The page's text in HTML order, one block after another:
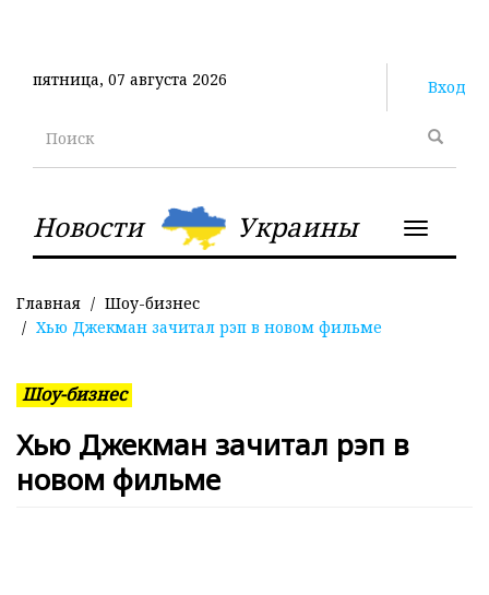
содержанию
пятница, 07 августа 2026 Вход
Поиск
Новости Украины
Toggle
Главная
Шоу-бизнес
Хью Джекман зачитал рэп в новом фильме
Хью Джекман зачитал рэп в
новом фильме
Шоу-бизнес